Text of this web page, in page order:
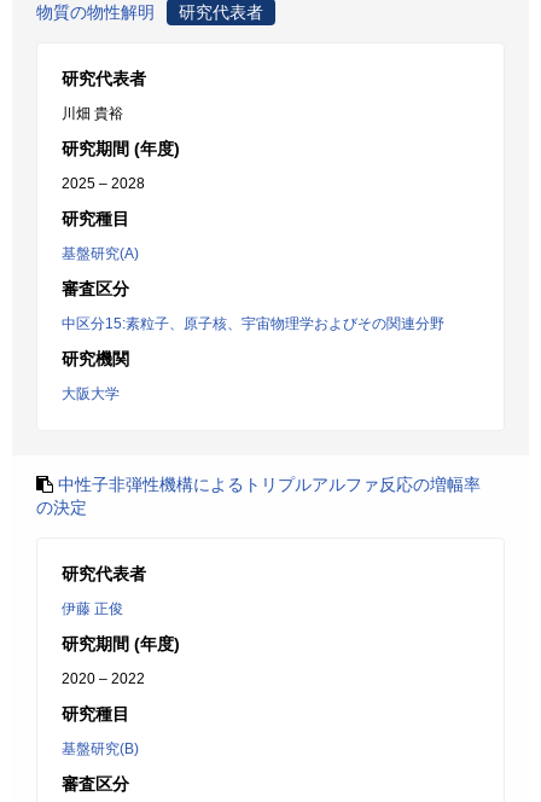
物質の物性解明
研究代表者
研究代表者
川畑 貴裕
研究期間 (年度)
2025 – 2028
研究種目
基盤研究(A)
審査区分
中区分15:素粒子、原子核、宇宙物理学およびその関連分野
研究機関
大阪大学
中性子非弾性機構によるトリプルアルファ反応の増幅率
の決定
研究代表者
伊藤 正俊
研究期間 (年度)
2020 – 2022
研究種目
基盤研究(B)
審査区分